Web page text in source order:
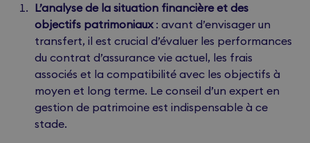
L’analyse de la situation financière et des
objectifs patrimoniaux: avant d’envisager un
transfert, il est crucial d’évaluer les performances
du contrat d’assurance vie actuel, les frais
associés et la compatibilité avec les objectifs à
moyen et long terme. Le conseil d’un expert en
gestion de patrimoine est indispensable à ce
stade.